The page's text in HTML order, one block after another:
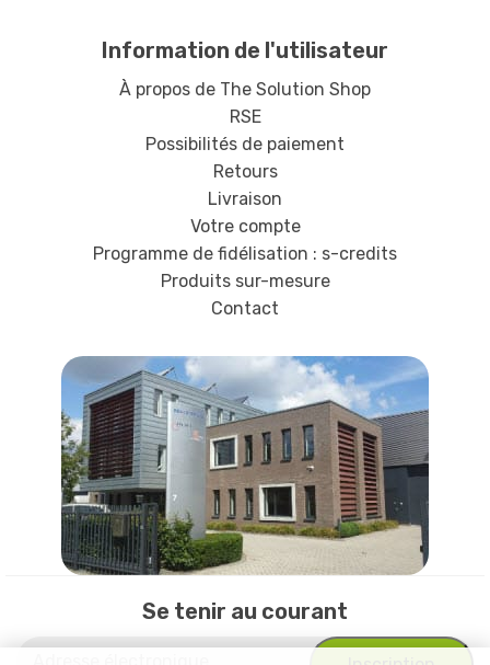
Information de l'utilisateur
À propos de The Solution Shop
RSE
Possibilités de paiement
Retours
Livraison
Votre compte
Programme de fidélisation : s-credits
Produits sur-mesure
Contact
Se tenir au courant